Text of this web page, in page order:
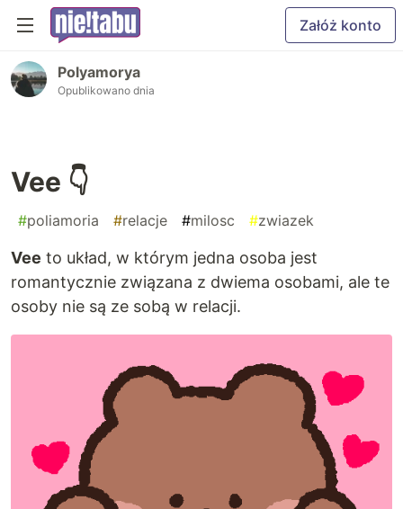
Załóż konto
Polyamorya
Opublikowano dnia
Vee 👇
#poliamoria #relacje #milosc #zwiazek
Vee to układ, w którym jedna osoba jest
romantycznie związana z dwiema osobami, ale te
osoby nie są ze sobą w relacji.